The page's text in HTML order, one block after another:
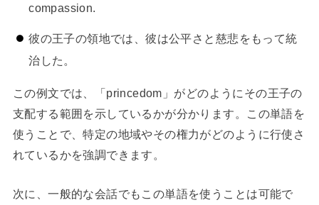
compassion.
彼の王子の領地では、彼は公平さと慈悲をもって統
治した。
この例文では、「princedom」がどのようにその王子の
支配する範囲を示しているかが分かります。この単語を
使うことで、特定の地域やその権力がどのように行使さ
れているかを強調できます。
次に、一般的な会話でもこの単語を使うことは可能で